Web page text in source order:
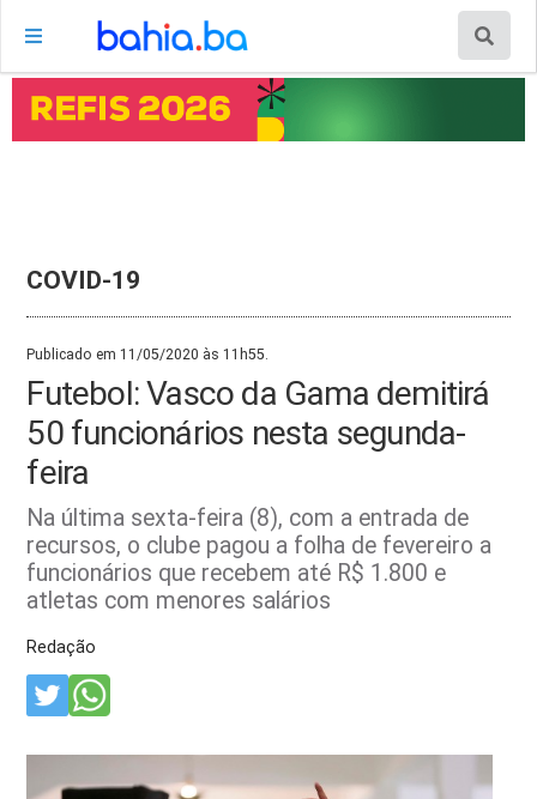
COVID-19
Publicado em 11/05/2020 às 11h55.
Futebol: Vasco da Gama demitirá
50 funcionários nesta segunda-
feira
Na última sexta-feira (8), com a entrada de
recursos, o clube pagou a folha de fevereiro a
funcionários que recebem até R$ 1.800 e
atletas com menores salários
Redação